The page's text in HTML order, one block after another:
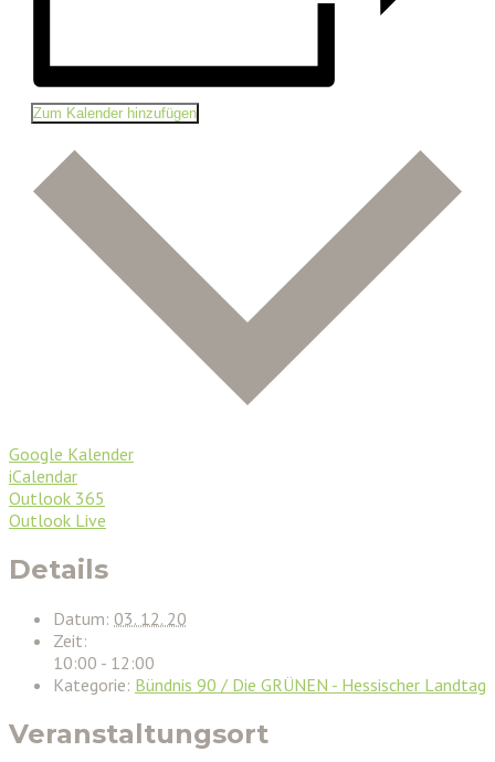
Zum Kalender hinzufügen
Google Kalender
iCalendar
Outlook 365
Outlook Live
Details
Datum: 03. 12. 20
Zeit:
10:00 - 12:00
Kategorie: Bündnis 90 / Die GRÜNEN - Hessischer Landtag
Veranstaltungsort